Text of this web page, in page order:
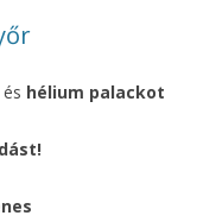
hélium palackot